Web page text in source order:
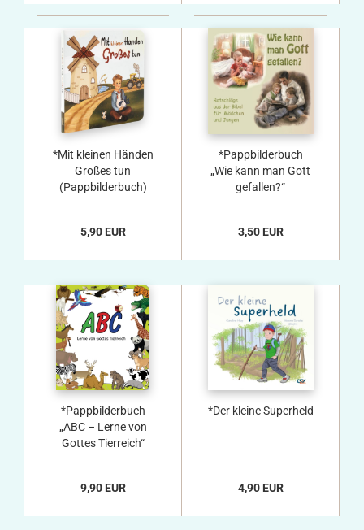
*Mit kleinen Händen
Großes tun
(Pappbilderbuch)
5,90 EUR
*Pappbilderbuch
„Wie kann man Gott
gefallen?“
3,50 EUR
*Pappbilderbuch
„ABC – Lerne von
Gottes Tierreich“
9,90 EUR
*Der kleine Superheld
4,90 EUR